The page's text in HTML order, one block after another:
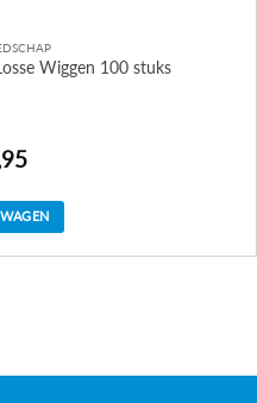
Wiggen 100 stuks